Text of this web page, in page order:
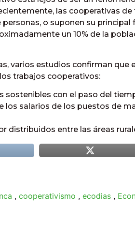
las cooperativas
o suponen su principal
un 10% de la
varios estudios confirman que
trabajos cooperativos:
sostenibles con el paso del
los salarios de los puestos de
distribuidos entre las áreas
, cooperativismo , ecodias ,